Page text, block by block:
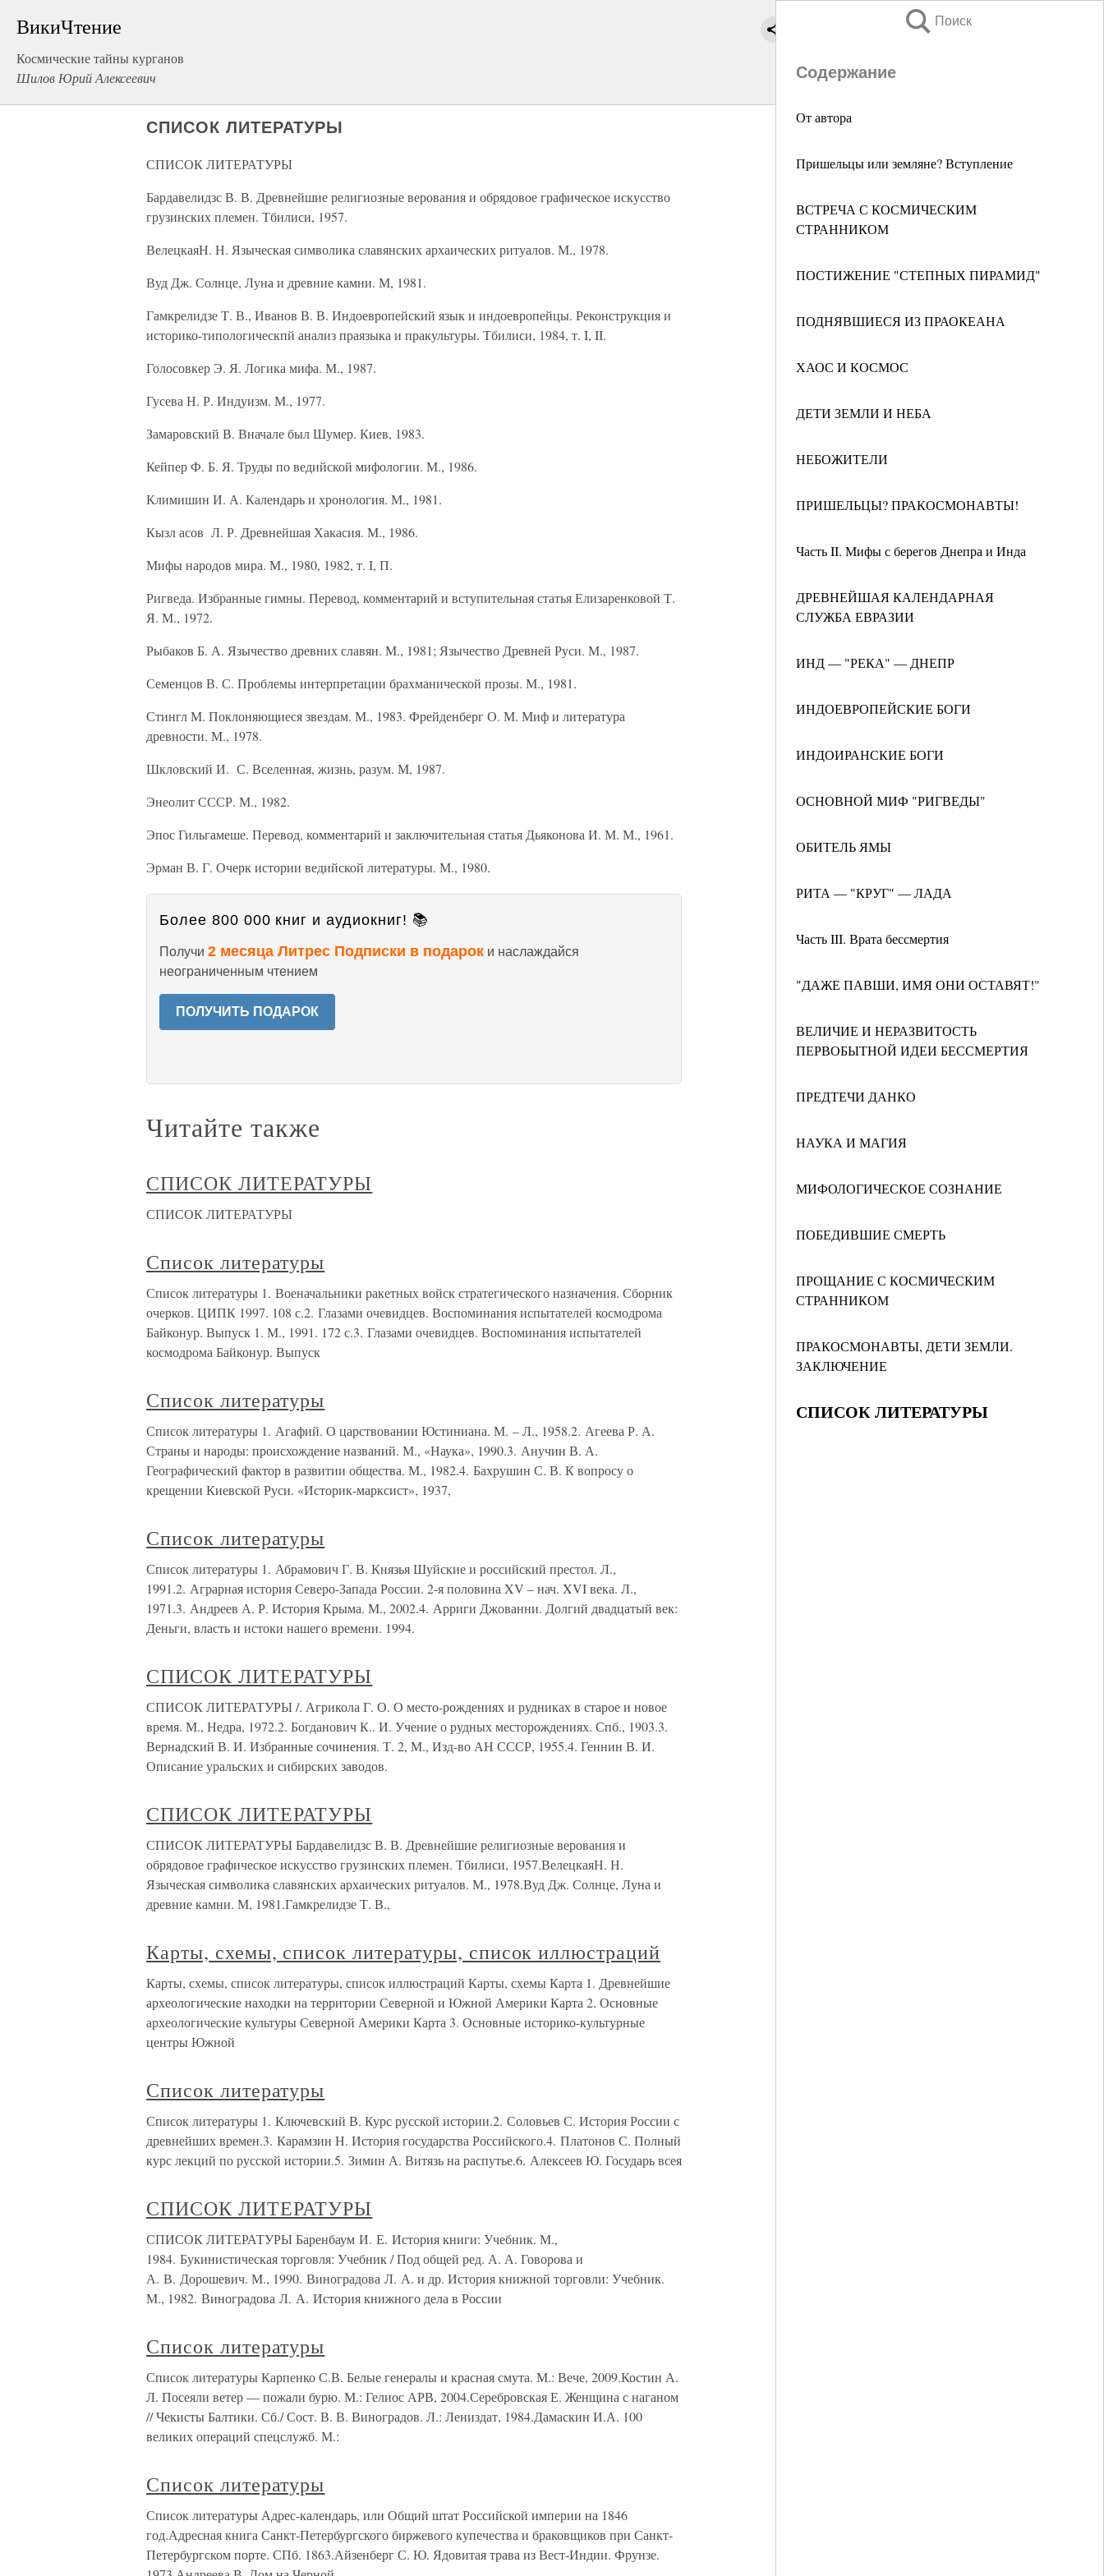
ВикиЧтение
Космические тайны курганов
Шилов Юрий Алексеевич
Поиск
Содержание
От автора
Пришельцы или земляне? Вступление
ВСТРЕЧА С КОСМИЧЕСКИМ
СТРАННИКОМ
ПОСТИЖЕНИЕ "СТЕПНЫХ ПИРАМИД"
ПОДНЯВШИЕСЯ ИЗ ПРАОКЕАНА
ХАОС И КОСМОС
ДЕТИ ЗЕМЛИ И НЕБА
НЕБОЖИТЕЛИ
ПРИШЕЛЬЦЫ? ПРАКОСМОНАВТЫ!
Часть II. Мифы с берегов Днепра и Инда
ДРЕВНЕЙШАЯ КАЛЕНДАРНАЯ
СЛУЖБА ЕВРАЗИИ
ИНД — "РЕКА" — ДНЕПР
ИНДОЕВРОПЕЙСКИЕ БОГИ
ИНДОИРАНСКИЕ БОГИ
ОСНОВНОЙ МИФ "РИГВЕДЫ"
ОБИТЕЛЬ ЯМЫ
РИТА — "КРУГ" — ЛАДА
Часть III. Врата бессмертия
"ДАЖЕ ПАВШИ, ИМЯ ОНИ ОСТАВЯТ!"
ВЕЛИЧИЕ И НЕРАЗВИТОСТЬ
ПЕРВОБЫТНОЙ ИДЕИ БЕССМЕРТИЯ
ПРЕДТЕЧИ ДАНКО
НАУКА И МАГИЯ
МИФОЛОГИЧЕСКОЕ СОЗНАНИЕ
ПОБЕДИВШИЕ СМЕРТЬ
ПРОЩАНИЕ С КОСМИЧЕСКИМ
СТРАННИКОМ
ПРАКОСМОНАВТЫ, ДЕТИ ЗЕМЛИ.
ЗАКЛЮЧЕНИЕ
СПИСОК ЛИТЕРАТУРЫ
СПИСОК ЛИТЕРАТУРЫ
СПИСОК ЛИТЕРАТУРЫ
Бардавелидзс В. В. Древнейшие религиозные верования и обрядовое графическое искусство
грузинских племен. Тбилиси, 1957.
ВелецкаяН. Н. Языческая символика славянских архаиче­ских ритуалов. М., 1978.
Вуд Дж. Солнце, Луна и древние камни. М, 1981.
Гамкрелидзе Т. В., Иванов В. В. Индоевропейский язык и индоевропейцы. Реконструкция и
историко-типологическпй анализ праязыка и пракультуры. Тбилиси, 1984, т. I, II.
Голосовкер Э. Я. Логика мифа. М., 1987.
Гусева Н. Р. Индуизм. М., 1977.
Замаровский В. Вначале был Шумер. Киев, 1983.
Кейпер Ф. Б. Я. Труды по ведийской мифологии. М., 1986.
Климишин И. А. Календарь и хронология. М., 1981.
Кызл асов Л. Р. Древнейшая Хакасия. М., 1986.
Мифы народов мира. М., 1980, 1982, т. I, П.
Ригведа. Избранные гимны. Перевод, комментарий и вступи­тельная статья Елизаренковой Т.
Я. М., 1972.
Рыбаков Б. А. Язычество древних славян. М., 1981; Язы­чество Древней Руси. М., 1987.
Семенцов В. С. Проблемы интерпретации брахманической прозы. М., 1981.
Стингл М. Поклоняющиеся звездам. М., 1983. Фрейденберг О. М. Миф и литература
древности. М., 1978.
Шкловский И. С. Вселенная, жизнь, разум. М, 1987.
Энеолит СССР. М., 1982.
Эпос Гильгамеше. Перевод, комментарий и заключительная статья Дьяконова И. М. М., 1961.
Эрман В. Г. Очерк истории ведийской литературы. М., 1980.
Более 800 000 книг и аудиокниг! 📚
Получи 2 месяца Литрес Подписки в подарок и наслаждайся
неограниченным чтением
ПОЛУЧИТЬ ПОДАРОК
Читайте также
СПИСОК ЛИТЕРАТУРЫ
СПИСОК ЛИТЕРАТУРЫ
Список литературы
Список литературы 1. Военачальники ракетных войск стратегического назначения. Сборник
очерков. ЦИПК 1997. 108 с.2. Глазами очевидцев. Воспоминания испытателей космодрома
Байконур. Выпуск 1. М., 1991. 172 с.3. Глазами очевидцев. Воспоминания испытателей
космодрома Байконур. Выпуск
Список литературы
Список литературы 1. Агафий. О царствовании Юстиниана. М. – Л., 1958.2. Агеева Р. А.
Страны и народы: происхождение названий. М., «Наука», 1990.3. Анучин В. А.
Географический фактор в развитии общества. М., 1982.4. Бахрушин С. В. К вопросу о
крещении Киевской Руси. «Историк-марксист», 1937,
Список литературы
Список литературы 1. Абрамович Г. В. Князья Шуйские и российский престол. Л.,
1991.2. Аграрная история Северо-Запада России. 2-я половина XV – нач. XVI века. Л.,
1971.3. Андреев А. Р. История Крыма. М., 2002.4. Арриги Джованни. Долгий двадцатый век:
Деньги, власть и истоки нашего времени. 1994.
СПИСОК ЛИТЕРАТУРЫ
СПИСОК ЛИТЕРАТУРЫ /. Агрикола Г. О. О место-рождениях и рудниках в старое и новое
время. М., Недра, 1972.2. Богданович К.. И. Учение о рудных месторождениях. Спб., 1903.3.
Вернадский В. И. Избранные сочинения. Т. 2, М., Изд-во АН СССР, 1955.4. Геннин В. И.
Описание уральских и сибирских заводов.
СПИСОК ЛИТЕРАТУРЫ
СПИСОК ЛИТЕРАТУРЫ Бардавелидзс В. В. Древнейшие религиозные верования и
обрядовое графическое искусство грузинских племен. Тбилиси, 1957.ВелецкаяН. Н.
Языческая символика славянских архаиче­ских ритуалов. М., 1978.Вуд Дж. Солнце, Луна и
древние камни. М, 1981.Гамкрелидзе Т. В.,
Карты, схемы, список литературы, список иллюстраций
Карты, схемы, список литературы, список иллюстраций Карты, схемы Карта 1. Древнейшие
археологические находки на территории Северной и Южной Америки Карта 2. Основные
археологические культуры Северной Америки Карта 3. Основные историко-культурные
центры Южной
Список литературы
Список литературы 1. Ключевский В. Курс русской истории.2. Соловьев С. История России с
древнейших времен.3. Карамзин Н. История государства Российского.4. Платонов С. Полный
курс лекций по русской истории.5. Зимин А. Витязь на распутье.6. Алексеев Ю. Государь всея
СПИСОК ЛИТЕРАТУРЫ
СПИСОК ЛИТЕРАТУРЫ Баренбаум И. Е. История книги: Учебник. М.,
1984. Букинистическая торговля: Учебник / Под общей ред. А. А. Говорова и
А. В. Дорошевич. М., 1990. Виноградова Л. А. и др. История книжной торговли: Учебник.
М., 1982. Виноградова Л. А. История книжного дела в России
Список литературы
Список литературы Карпенко С.В. Белые генералы и красная смута. М.: Вече, 2009.Костин А.
Л. Посеяли ветер — пожали бурю. М.: Гелиос АРВ, 2004.Серебровская Е. Женщина с наганом
// Чекисты Балтики. Сб./ Сост. В. В. Виноградов. Л.: Лениздат, 1984.Дамаскин И.А. 100
великих операций спецслужб. М.:
Список литературы
Список литературы Адрес-календарь, или Общий штат Российской империи на 1846
год.Адресная книга Санкт-Петербургского биржевого купечества и браковщиков при Санкт-
Петербургском порте. СПб. 1863.Айзенберг С. Ю. Ядовитая трава из Вест-Индии. Фрунзе.